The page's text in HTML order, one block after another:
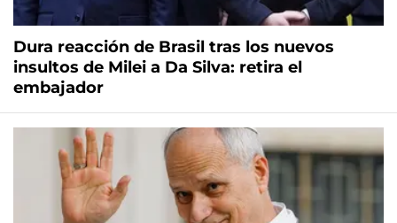
Dura reacción de Brasil tras los nuevos
insultos de Milei a Da Silva: retira el
embajador